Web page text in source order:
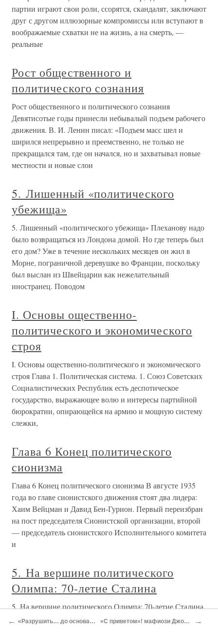
партии играют свои роли, ссорятся, скандалят, заключают
друг с другом иллюзорные компромиссы или вступают в
воображаемые схватки не на жизнь, а на смерть, —
реальные
Рост общественного и
политического сознания
Рост общественного и политического сознания
Девятисотые годы принесли небывалый подъем рабочего
движения. В. И. Ленин писал: «Подъем масс шел и
ширился непрерывно и преемственно, не только не
прекращался там, где он начался, но и захватывал новые
местности и новые слои
5. Лишенный «политического
убежища»
5. Лишенный «политического убежища» Плеханову надо
было возвращаться из Лондона домой. Но где теперь был
его дом? Уже в течение нескольких месяцев он жил в
Морне, пограничной деревушке во Франции, поскольку
был выслан из Швейцарии как нежелательный
иностранец. Поводом
I. Основы ощественно-
политического и экономического
строя
I. Основы ощественно-политического и экономического
строя Глава 1. Политическая система. 1. Союз Советских
Социалистических Республик есть деспотическое
государство, выражающее волю и интересы партийной
бюрократии, опирающейся на армию и мощную систему
слежки,
Глава 6 Конец политического
сионизма
Глава 6 Конец политического сионизма В августе 1935
года во главе сионистского движения стоят два лидера:
Хаим Вейцман и Давид Бен-Гурион. Первый переизбран
на пост председателя Сионистской организации, второй
— председатель сионистского Исполнительного комитета
и
5. На вершине политического
Олимпа: 70-летие Сталина
5. На вершине политического Олимпа: 70-летие Сталина
Данную главу следует, очевидно, завершать на бравурной
← «Разрушить… до основания» «С приветом»! мафиози Джованни →